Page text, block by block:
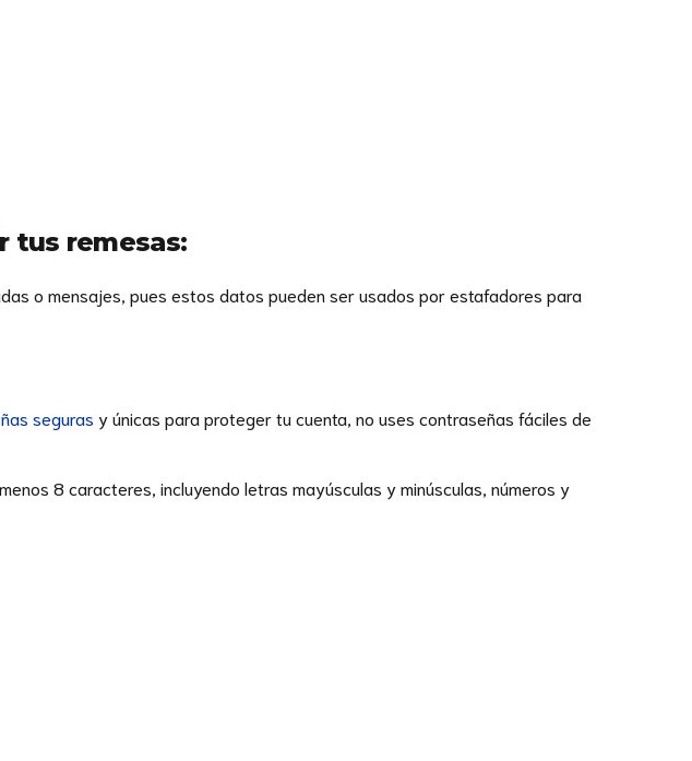
tus remesas:
o mensajes, pues estos datos pueden ser usados por estafadores para
seguras y únicas para proteger tu cuenta, no uses contraseñas fáciles de
8 caracteres, incluyendo letras mayúsculas y minúsculas, números y